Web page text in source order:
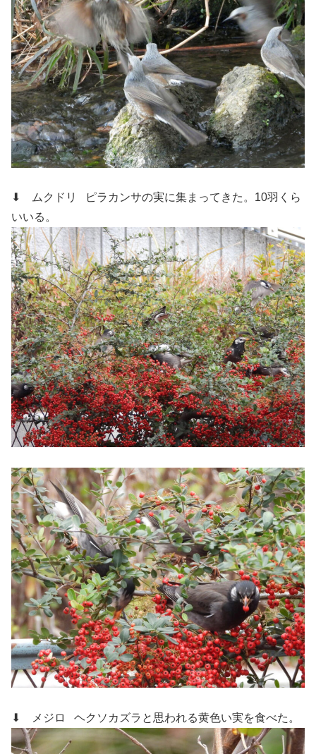
⬇ ムクドリ
ピラカンサの実に集まってきた。10羽くら
いいる。
⬇ メジロ ヘクソカズラと思われる黄色い実を食べた。